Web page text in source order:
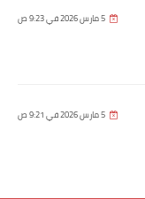
5 مارس 2026 في 9:23 ص
5 مارس 2026 في 9:21 ص